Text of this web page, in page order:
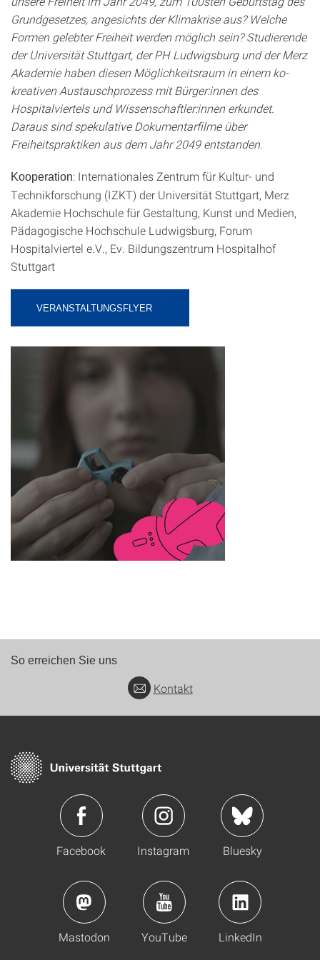
Grundgesetzes, angesichts der Klimakrise aus? Welche
Formen gelebter Freiheit werden möglich sein? Studierende
der Universität Stuttgart, der PH Ludwigsburg und der Merz
Akademie haben diesen Möglichkeitsraum in einem ko-
kreativen Austauschprozess mit Bürger:innen des
Hospitalviertels und Wissenschaftler:innen erkundet.
Daraus sind spekulative Dokumentarfilme über
Freiheitspraktiken aus dem Jahr 2049 entstanden.
Kooperation: Internationales Zentrum für Kultur- und
Technikforschung (IZKT) der Universität Stuttgart, Merz
Akademie Hochschule für Gestaltung, Kunst und Medien,
Pädagogische Hochschule Ludwigsburg, Forum
Hospitalviertel e.V., Ev. Bildungszentrum Hospitalhof
Stuttgart
VERANSTALTUNGSFLYER
So erreichen Sie uns
Kontakt
Facebook Instagram Bluesky
Mastodon YouTube LinkedIn